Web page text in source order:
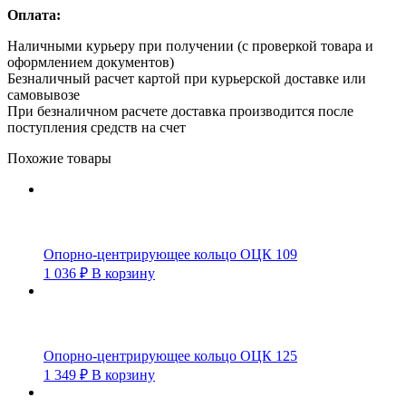
Оплата:
Наличными курьеру при получении (с проверкой товара и
оформлением документов)
Безналичный расчет картой при курьерской доставке или
самовывозе
При безналичном расчете доставка производится после
поступления средств на счет
Похожие товары
Опорно-центрирующее кольцо ОЦК 109
1 036 ₽ В корзину
Опорно-центрирующее кольцо ОЦК 125
1 349 ₽ В корзину